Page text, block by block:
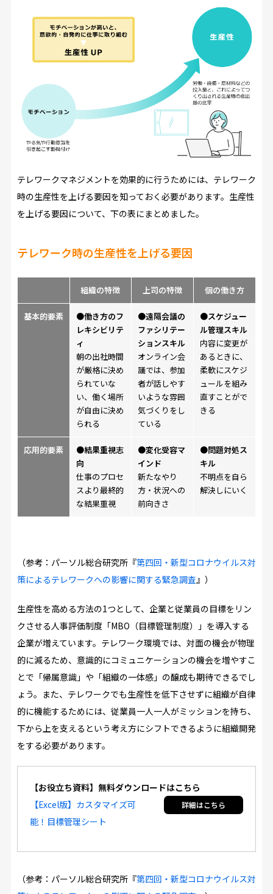
テレワークマネジメントを効果的に行うためには、テレワーク
時の生産性を上げる要因を知っておく必要があります。生産性
を上げる要因について、下の表にまとめました。
テレワーク時の生産性を上げる要因
組織の特徴 上司の特徴 個の働き方
基本的要素
●働き方のフ
レキシビリテ
ィ
朝の出社時間
が厳格に決め
られていな
い、働く場所
が自由に決め
られる
●遠隔会議の
ファシリテー
ションスキル
オンライン会
議では、参加
者が話しやす
いような雰囲
気づくりをし
ている
●スケジュー
ル管理スキル
内容に変更が
あるときに、
柔軟にスケジ
ュールを組み
直すことがで
きる
応用的要素
●結果重視志
向
仕事のプロセ
スより最終的
な結果重視
●変化受容マ
インド
新たなやり
方・状況への
前向きさ
●問題対処ス
キル
不明点を自ら
解決しにいく
（参考：パーソル総合研究所『第四回・新型コロナウイルス対
策によるテレワークへの影響に関する緊急調査 』）
生産性を高める方法の1つとして、企業と従業員の目標をリン
クさせる人事評価制度「MBO（目標管理制度）」を導入する
企業が増えています。テレワーク環境では、対面の機会が物理
的に減るため、意識的にコミュニケーションの機会を増やすこ
とで「帰属意識」や「組織の一体感」の醸成も期待できるでし
ょう。また、テレワークでも生産性を低下させずに組織が自律
的に機能するためには、従業員一人一人がミッションを持ち、
下から上を支えるという考え方にシフトできるように組織開発
をする必要があります。
【お役立ち資料】無料ダウンロードはこちら
【Excel版】カスタマイズ可
能！目標管理シート
（参考：パーソル総合研究所『第四回・新型コロナウイルス対